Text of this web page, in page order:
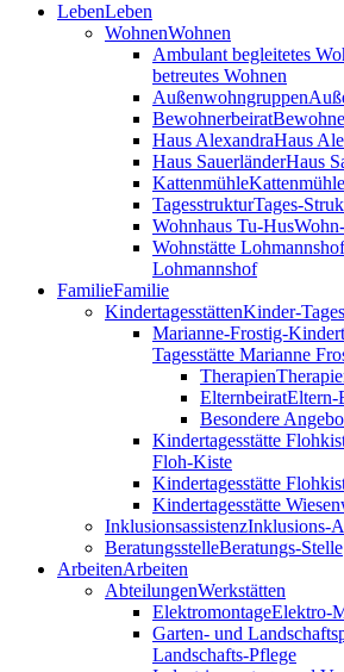
LebenLeben
WohnenWohnen
Ambulant begleitetes
betreutes Wohnen
Außenwohngruppen
Bewohnerbeirat
Haus AlexandraHaus
Haus SauerländerHaus
KattenmühleKattenmühle
TagesstrukturTages-
Wohnhaus Tu-Hus
Wohnstätte Lohmannshof
Lohmannshof
FamilieFamilie
Kinder­tages­stättenKinder-
Marianne-Frostig-
Tagesstätte Marianne
Therapien
ElternbeiratEltern-
Besondere
Kindertagesstätte
Floh-Kiste
Kindertagesstätte
Kindertagesstätte
InklusionsassistenzInklusions-
BeratungsstelleBeratungs-Stelle
ArbeitenArbeiten
AbteilungenWerkstätten
ElektromontageElektro-
Garten- und
Landschafts-Pflege